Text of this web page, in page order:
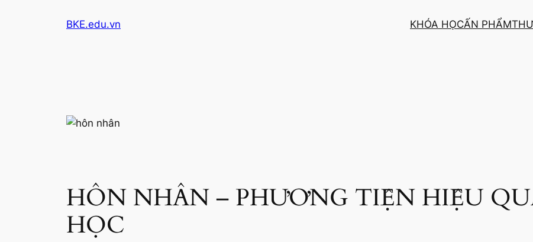
BKE.edu.vn KHÓA HỌCẤN PHẨM
HÔN NHÂN – PHƯƠNG TIỆN HIỆU
HỌC